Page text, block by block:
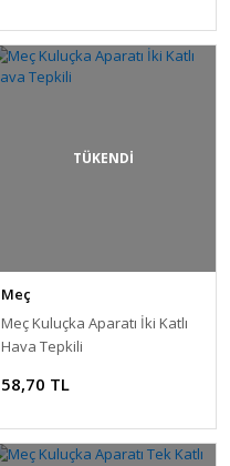
TÜKENDİ
Meç
Meç Kuluçka Aparatı İki Katlı
Hava Tepkili
58,70 TL